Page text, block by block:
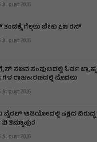
August 2026
ತಂಡಕ್ಕೆ ಗೆಲ್ಲಲು ಬೇಕು ೭೫ ರನ್
August 2026
ಸಚಿವ ಸಂಪುಟದಲ್ಲಿ ಓರ್ವ
ರಾಜಕಾರಣದಲ್ಲಿ ಮೊದಲು
August 2026
ವೈರಲ್ ಆಡಿಯೋದಲ್ಲಿ ಪಕ್ಷದ ವಿರುದ್ಧ
ತಿಮ್ಮಾಪುರ
August 2026